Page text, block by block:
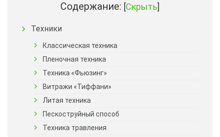
Содержание: [Скрыть]
Техники
Классическая техника
Пленочная техника
Техника «Фьюзинг»
Витражи «Тиффани»
Литая техника
Пескоструйный способ
Техника травления